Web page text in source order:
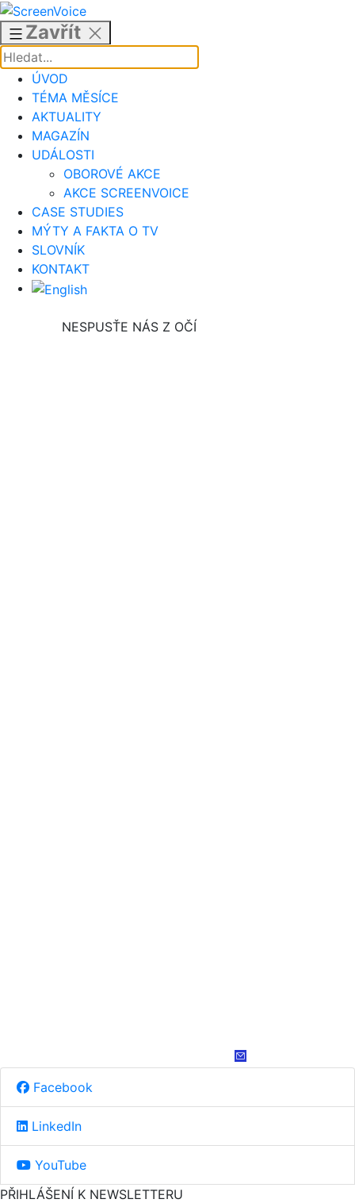
Přejít
obsahu
Zavřít
ÚVOD
TÉMA MĚSÍCE
AKTUALITY
MAGAZÍN
UDÁLOSTI
OBOROVÉ AKCE
AKCE SCREENVOICE
CASE STUDIES
MÝTY A FAKTA O TV
SLOVNÍK
KONTAKT
NESPUSŤE NÁS Z OČÍ
Facebook
LinkedIn
YouTube
PŘIHLÁŠENÍ K NEWSLETTERU